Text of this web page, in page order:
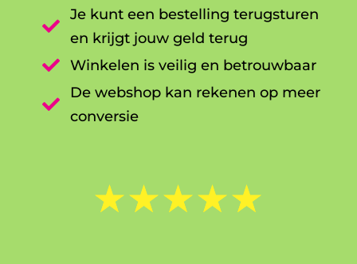

Je kunt een bestelling terugsturen
en krijgt jouw geld terug

Winkelen is veilig en betrouwbaar

De webshop kan rekenen op meer
conversie
☆☆☆☆☆